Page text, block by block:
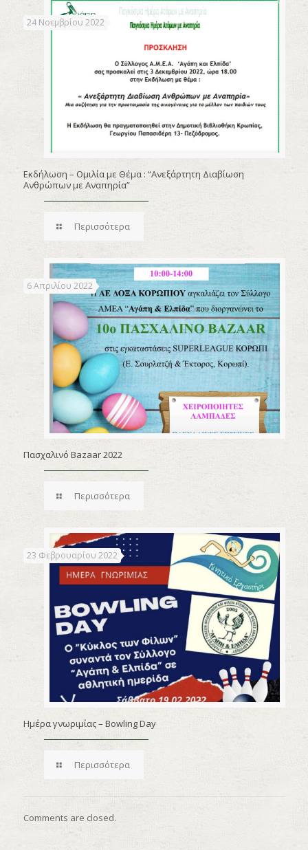
24 Νοεμβρίου 2022
Εκδήλωση – Ομιλία με Θέμα : “Ανεξάρτητη Διαβίωση
Ανθρώπων με Αναπηρία”
Περισσότερα
6 Απριλίου 2022
Πασχαλινό Bazaar 2022
Περισσότερα
23 Φεβρουαρίου 2022
Ημέρα γνωριμίας – Bowling Day
Περισσότερα
Comments are closed.